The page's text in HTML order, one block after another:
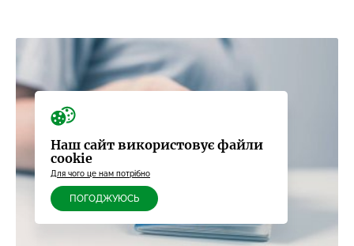
Наш сайт використовує файли
cookie
Для чого це нам потрібно
ПОГОДЖУЮСЬ